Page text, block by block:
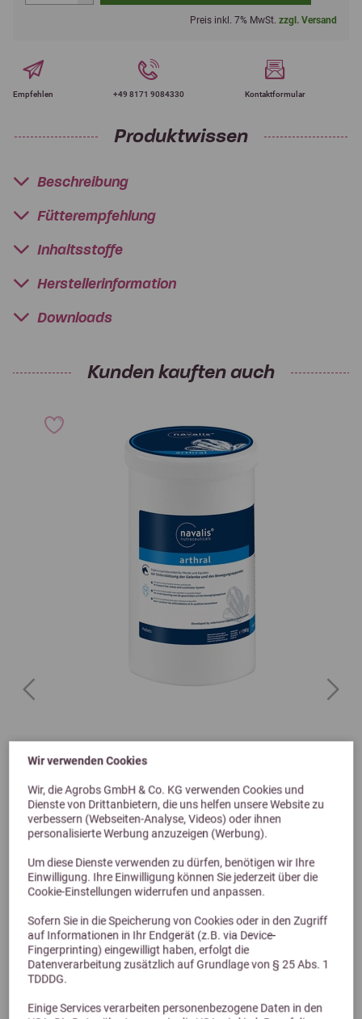
Wir verwenden Cookies
Wir, die Agrobs GmbH & Co. KG verwenden Cookies und
Dienste von Drittanbietern, die uns helfen unsere Website zu
verbessern (Webseiten-Analyse, Videos) oder ihnen
personalisierte Werbung anzuzeigen (Werbung).
Um diese Dienste verwenden zu dürfen, benötigen wir Ihre
Einwilligung. Ihre Einwilligung können Sie jederzeit über die
Cookie-Einstellungen widerrufen und anpassen.
Sofern Sie in die Speicherung von Cookies oder in den Zugriff
auf Informationen in Ihr Endgerät (z.B. via Device-
Fingerprinting) eingewilligt haben, erfolgt die
Datenverarbeitung zusätzlich auf Grundlage von § 25 Abs. 1
TDDDG.
Einige Services verarbeiten personenbezogene Daten in den
Preis inkl. 7% MwSt. zzgl. Versand
Empfehlen +49 8171 9084330 Kontaktformular
Produktwissen
Beschreibung
Fütterempfehlung
Inhaltsstoffe
Herstellerinformation
Downloads
Kunden kauften auch
98,90 €
Previous Next